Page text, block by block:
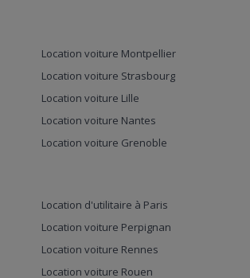
Location voiture Montpellier
Location voiture Strasbourg
Location voiture Lille
Location voiture Nantes
Location voiture Grenoble
Location d'utilitaire à Paris
Location voiture Perpignan
Location voiture Rennes
Location voiture Rouen